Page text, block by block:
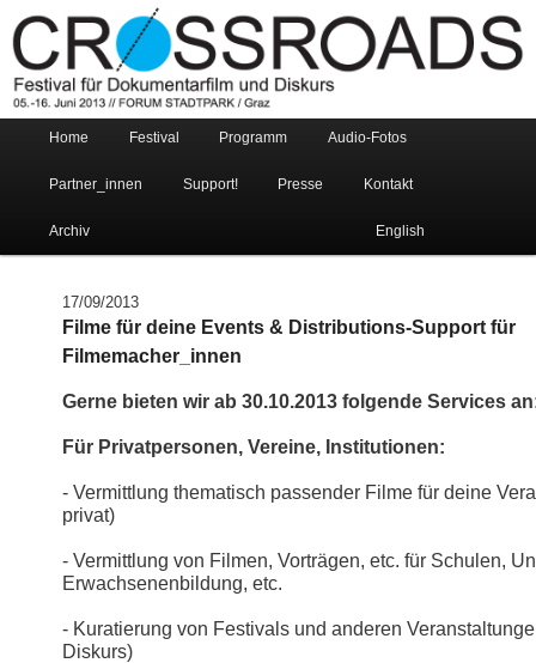
Crossroads Festival Graz
This page is about Crossroads – Festival for Documentary Film and
Discourse taking place in Graz/Austria
Skip to primary content
Skip to secondary content
Home Festival Programm Audio-Fotos
Partner_innen Support! Presse Kontakt
Archiv English
17/09/2013
Filme für deine Events & Distributions-Support für
Filmemacher_innen
Gerne bieten wir ab 30.10.2013 folgende Services
Für Privatpersonen, Vereine, Institutionen:
- Vermittlung thematisch passender Filme für deine
privat)
- Vermittlung von Filmen, Vorträgen, etc. für Schulen,
Erwachsenenbildung, etc.
- Kuratierung von Festivals und anderen
Diskurs)